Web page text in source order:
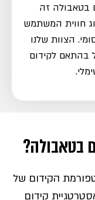
בטאבולה זה
חווית המשתמש
הצוות שלנו
בהתאם לקידום
בטאבולה?
הקידום של
קידום